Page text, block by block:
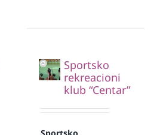
Sportsko
rekreacioni
klub “Centar”
Sportsko